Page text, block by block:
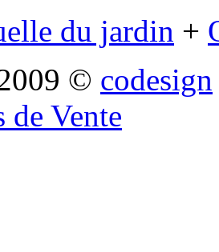
du jardin +
© codesign
Vente